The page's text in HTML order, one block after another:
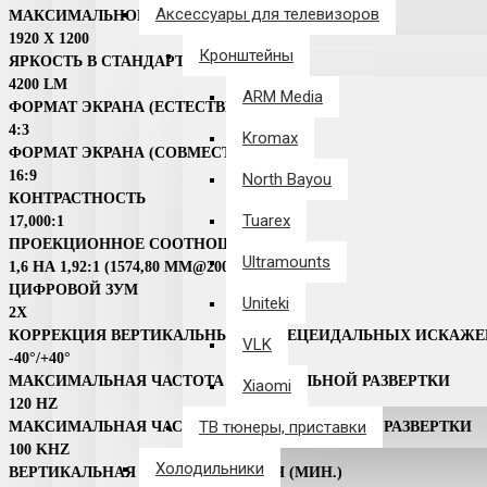
Аксессуары для телевизоров
Кронштейны
ARM Media
Kromax
North Bayou
Tuarex
Ultramounts
Uniteki
VLK
Xiaomi
ТВ тюнеры, приставки
Холодильники
МАКСИМАЛЬНОЕ РАЗРЕШЕНИЕ
1920 X 1200
ЯРКОСТЬ В СТАНДАРТНОМ РЕЖИМЕ
4200 LM
ФОРМАТ ЭКРАНА (ЕСТЕСТВЕННЫЙ)
4:3
ФОРМАТ ЭКРАНА (СОВМЕСТИМЫЙ)
16:9
КОНТРАСТНОСТЬ
17,000:1
ПРОЕКЦИОННОЕ СООТНОШЕНИЕ
1,6 НА 1,92:1 (1574,80 ММ@2000 ММ)
ЦИФРОВОЙ ЗУМ
2X
КОРРЕКЦИЯ ВЕРТИКАЛЬНЫХ ТРАПЕЦЕИДАЛЬНЫХ
-40°/+40°
МАКСИМАЛЬНАЯ ЧАСТОТА ВЕРТИКАЛЬНОЙ РАЗВЕРТКИ
120 HZ
МАКСИМАЛЬНАЯ ЧАСТОТА ГОРИЗОНТАЛЬНОЙ РАЗВЕРТКИ
100 KHZ
ВЕРТИКАЛЬНАЯ СИНХРОНИЗАЦИЯ (МИН.)